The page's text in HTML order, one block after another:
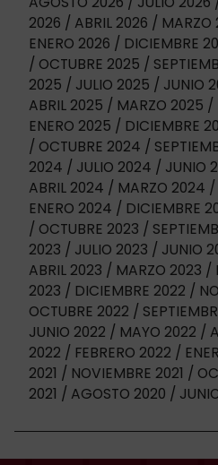
2026
ABRIL 2026 MARZO
ENERO 2026
DICIEMBRE
OCTUBRE 2025
2025
JULIO 2025 JUNIO
ABRIL 2025
MARZO 2025
ENERO 2025
DICIEMBRE
OCTUBRE 2024
2024
JULIO 2024 JUNIO
ABRIL 2024
MARZO 2024
ENERO 2024
DICIEMBRE
OCTUBRE 2023
2023
JULIO 2023 JUNIO
ABRIL 2023
MARZO 2023
2023
DICIEMBRE 2022
OCTUBRE 2022
JUNIO 2022
MAYO 2022
2022
FEBRERO 2022
2021
NOVIEMBRE 2021
2021
AGOSTO 2020